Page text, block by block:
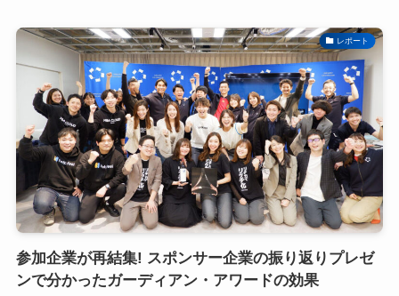
レポート
参加企業が再結集! スポンサー企業の振り返りプレゼ
ンで分かったガーディアン・アワードの効果